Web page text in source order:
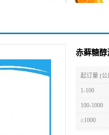
赤藓糖醇
起订量 (公
1-100
100-1000
≥1000